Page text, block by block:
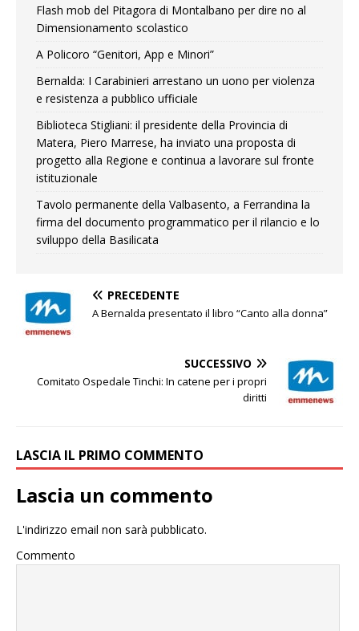
Flash mob del Pitagora di Montalbano per dire no al
Dimensionamento scolastico
A Policoro “Genitori, App e Minori”
Bernalda: I Carabinieri arrestano un uono per violenza
e resistenza a pubblico ufficiale
Biblioteca Stigliani: il presidente della Provincia di
Matera, Piero Marrese, ha inviato una proposta di
progetto alla Regione e continua a lavorare sul fronte
istituzionale
Tavolo permanente della Valbasento, a Ferrandina la
firma del documento programmatico per il rilancio e lo
sviluppo della Basilicata
PRECEDENTE
A Bernalda presentato il libro “Canto alla donna”
SUCCESSIVO
Comitato Ospedale Tinchi: In catene per i propri
diritti
LASCIA IL PRIMO COMMENTO
Lascia un commento
L'indirizzo email non sarà pubblicato.
Commento